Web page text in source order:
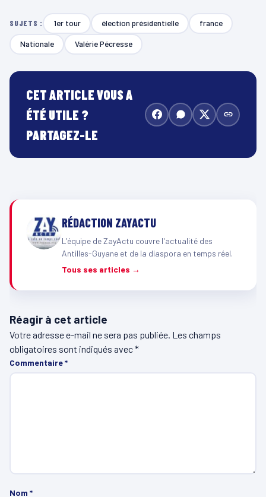
SUJETS : 1er tour élection présidentielle france
Nationale Valérie Pécresse
CET ARTICLE VOUS A
ÉTÉ UTILE ?
PARTAGEZ-LE
RÉDACTION ZAYACTU
L'équipe de ZayActu couvre l'actualité des
Antilles-Guyane et de la diaspora en temps réel.
Tous ses articles →
Réagir à cet article
Votre adresse e-mail ne sera pas publiée. Les champs
obligatoires sont indiqués avec*
Commentaire*
Nom *